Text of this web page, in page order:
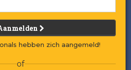
bij
Etos en
hebben zich aangemeld!
of